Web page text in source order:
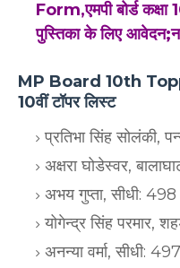
Form,एमपी बोर्ड कक्षा
पुस्तिका के लिए
MP Board 10th
10वीं टॉपर लिस्ट
प्रतिभा सिंह सोलंकी,
अक्षरा घोडेस्वर,
अभय गुप्ता, सीधी: 498
योगेन्द्र सिंह परमार,
अनन्या वर्मा, सीधी: